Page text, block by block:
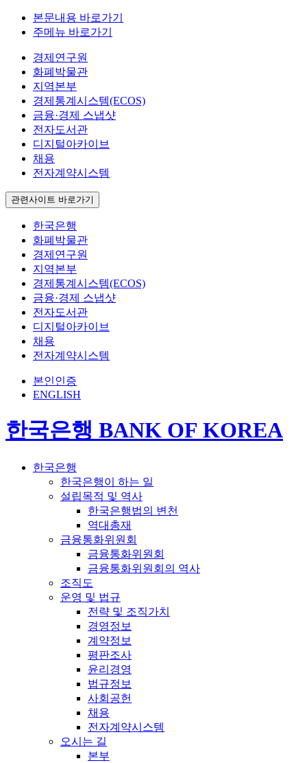
본문내용 바로가기
주메뉴 바로가기
경제연구원
화폐박물관
지역본부
경제통계시스템(ECOS)
금융·경제 스냅샷
전자도서관
디지털아카이브
채용
전자계약시스템
관련사이트 바로가기
한국은행
화폐박물관
경제연구원
지역본부
경제통계시스템(ECOS)
금융·경제 스냅샷
전자도서관
디지털아카이브
채용
전자계약시스템
본인인증
ENGLISH
한국은행 BANK OF KOREA
한국은행
한국은행이 하는 일
설립목적 및 역사
한국은행법의 변천
역대총재
금융통화위원회
금융통화위원회
금융통화위원회의 역사
조직도
운영 및 법규
전략 및 조직가치
경영정보
계약정보
평판조사
윤리경영
법규정보
사회공헌
채용
전자계약시스템
오시는 길
본부